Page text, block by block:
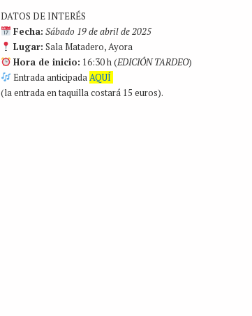
DATOS DE INTERÉS
Fecha: Sábado 19 de abril de 2025
Lugar: Sala Matadero, Ayora
Hora de inicio: 16:30 h (EDICIÓN TARDEO)
Entrada anticipadaAQUÍ
(la entrada en taquilla costará 15 euros).